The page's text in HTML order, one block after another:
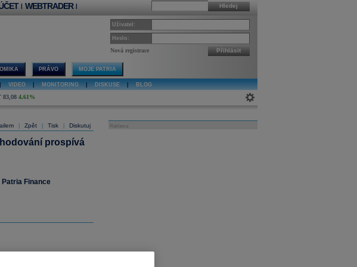
Hledej
| WEBTRADER |
Uživatel:
Heslo:
Nová registrace Přihlásit
PRÁVO MOJE PATRIA
VIDEO MONITORING DISKUSE BLOG
83,08 4,61%
Zpět Tisk Diskutuj
prospívá
Finance
Reklama